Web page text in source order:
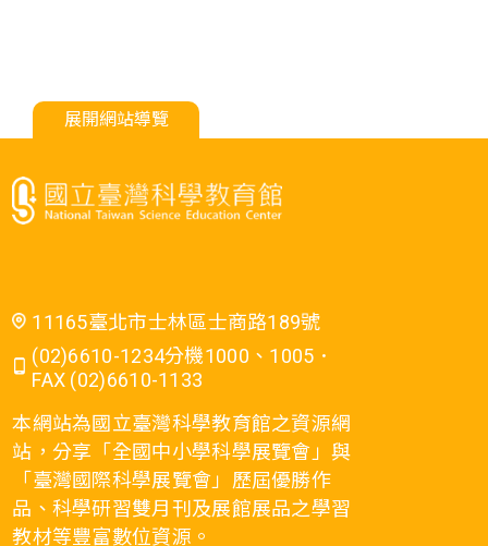
展開網站導覽
11165臺北市士林區士商路189號
(02)6610-1234分機1000、1005．
FAX (02)6610-1133
本網站為國立臺灣科學教育館之資源網
站，分享「全國中小學科學展覽會」與
「臺灣國際科學展覽會」歷屆優勝作
品、科學研習雙月刊及展館展品之學習
教材等豐富數位資源。